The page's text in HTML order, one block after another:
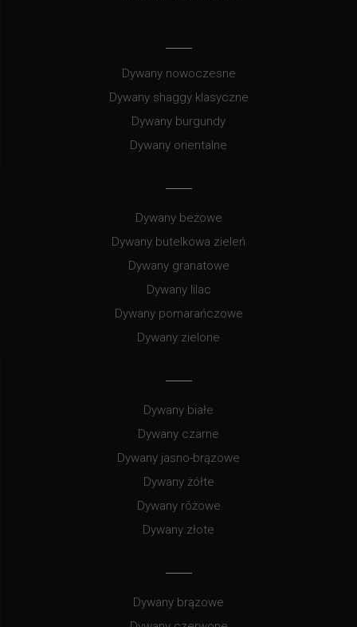
Dywany nowoczesne
Dywany shaggy klasyczne
Dywany burgundy
Dywany orientalne
Dywany beżowe
Dywany butelkowa zieleń
Dywany granatowe
Dywany lilac
Dywany pomarańczowe
Dywany zielone
Dywany białe
Dywany czarne
Dywany jasno-brązowe
Dywany żółte
Dywany różowe
Dywany złote
Dywany brązowe